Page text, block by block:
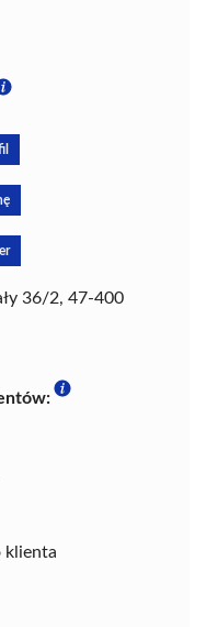
36/2, 47-400
klienta